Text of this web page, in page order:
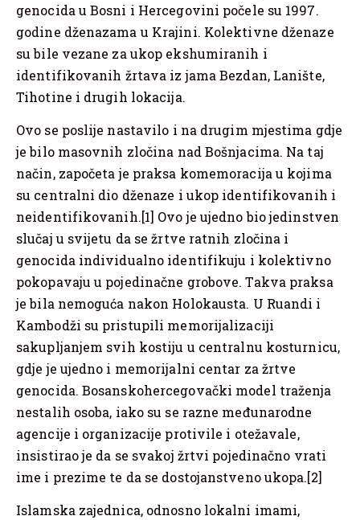
genocida u Bosni i Hercegovini počele su 1997.
godine dženazama u Krajini. Kolektivne dženaze
su bile vezane za ukop ekshumiranih i
identifikovanih žrtava iz jama Bezdan, Lanište,
Tihotine i drugih lokacija.
Ovo se poslije nastavilo i na drugim mjestima gdje
je bilo masovnih zločina nad Bošnjacima. Na taj
način, započeta je praksa komemoracija u kojima
su centralni dio dženaze i ukop identifikovanih i
neidentifikovanih.[1] Ovo je ujedno bio jedinstven
slučaj u svijetu da se žrtve ratnih zločina i
genocida individualno identifikuju i kolektivno
pokopavaju u pojedinačne grobove. Takva praksa
je bila nemoguća nakon Holokausta. U Ruandi i
Kambodži su pristupili memorijalizaciji
sakupljanjem svih kostiju u centralnu kosturnicu,
gdje je ujedno i memorijalni centar za žrtve
genocida. Bosanskohercegovački model traženja
nestalih osoba, iako su se razne međunarodne
agencije i organizacije protivile i otežavale,
insistirao je da se svakoj žrtvi pojedinačno vrati
ime i prezime te da se dostojanstveno ukopa.[2]
Islamska zajednica, odnosno lokalni imami,